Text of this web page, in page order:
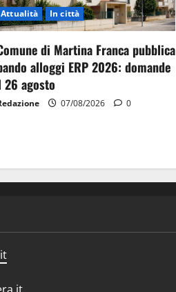
Attualità In città
di Martina Franca pubblica
alloggi ERP 2026: domande
26 agosto
07/08/2026 0